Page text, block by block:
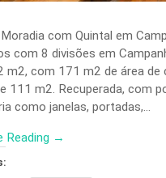
com Quintal em
com 8 divisões em
m2, com 171 m2 de área de
111 m2. Recuperada, com
como janelas, portadas,…
Reading →